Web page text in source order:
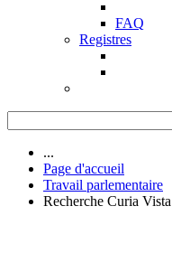
FAQ
Registres
...
Page d'accueil
Travail parlementaire
Recherche Curia Vista